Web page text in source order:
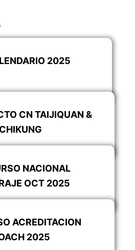
2025
Descargar
CN TAIJIQUAN &
CHIKUNG
NACIONAL
OCT 2025
ACREDITACION
2025